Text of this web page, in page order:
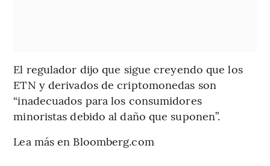
El regulador dijo que sigue creyendo que los
ETN y derivados de criptomonedas son
“inadecuados para los consumidores
minoristas debido al daño que suponen”.
Lea más en Bloomberg.com